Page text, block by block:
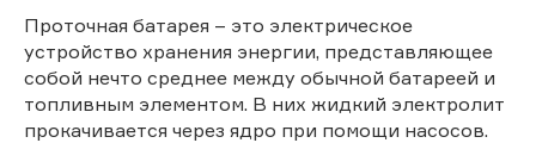
Проточная батарея – это электрическое
устройство хранения энергии, представляющее
собой нечто среднее между обычной батареей и
топливным элементом. В них жидкий электролит
прокачивается через ядро при помощи насосов.